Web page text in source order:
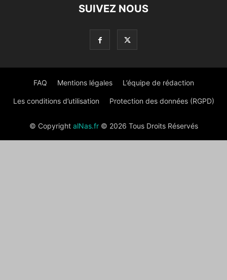
SUIVEZ NOUS
FAQ Mentions légales L’équipe de rédaction
Les conditions d’utilisation Protection des données (RGPD)
© Copyright alNas.fr© 2026 Tous Droits Réservés